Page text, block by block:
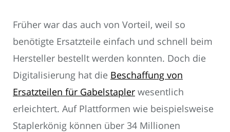
Früher war das auch von Vorteil, weil so
benötigte Ersatzteile einfach und schnell beim
Hersteller bestellt werden konnten. Doch die
Digitalisierung hat die Beschaffung von
Ersatzteilen für Gabelstapler wesentlich
erleichtert. Auf Plattformen wie beispielsweise
Staplerkönig können über 34 Millionen